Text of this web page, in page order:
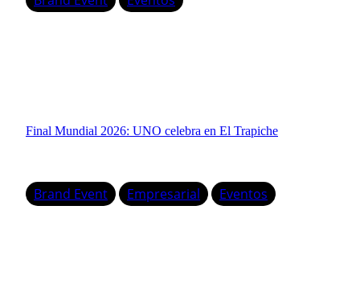
Final Mundial 2026: UNO celebra en El Trapiche
Brand Event Empresarial Eventos